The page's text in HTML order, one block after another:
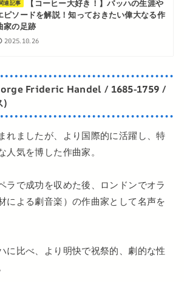
連記事
【コーヒー大好き！】バッハの生涯や
ピソードを解説！知っておきたい偉大なる作
家の足跡
2025.10.26
Frideric Handel / 1685-1759 /
)
れましたが、より国際的に活躍し、特
人気を博した作曲家。
ラで成功を収めた後、ロンドンでオラ
による劇音楽）の作曲家として名声を
に比べ、より明快で祝祭的、劇的な性